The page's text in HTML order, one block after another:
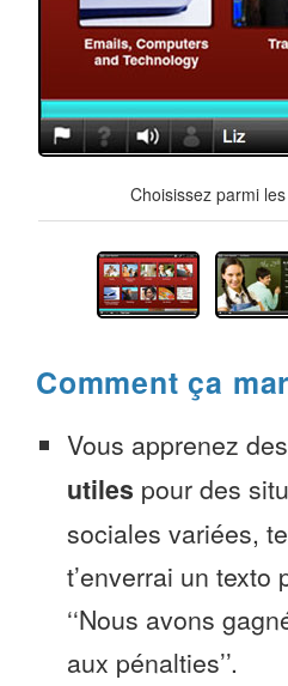
Choisissez parmi
Comment ça
Vous apprenez des
utiles pour des
sociales variées,
t’enverrai un texto
‘‘Nous avons
aux pénalties’’.